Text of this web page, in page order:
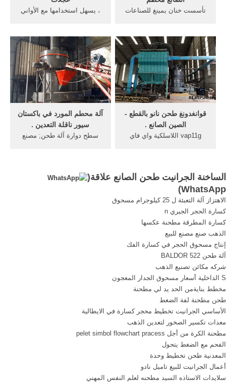
، يسهل استخدامها مع الأواني
طحن ...
تأسست خنان يمينغ للصناعات
سحق ...
آلة محطم المورد في باكستان
سيور ناقلة التعدين .
سطح دوارة آلة طحن; مصنع
قوانغدونغ طحن نانو بالقطع -
الصين الصانع .
vap11g اللاسلكية واي فاي
الساخنة الجرانيت طحن الصانع علاقة(
WhatsApp
)
الاهتزاز آلة التعبئة ل 25 كيلوجرام مسحوق
كسارة الحجر الجيري n
كسارة المطرقة مطحنة عكسها
الذهب صنع مصنع للبيع
إنتاج مسحوق الحجر في كسارة الفك
آلة طحن BALDOR 522
شركه مكائن تصنيع الذهب
S الداخلية أسعار مسحوق الجدار المعجون
مخطط بنايةمن الحد يد لي مطحنة
طحن مطحنة لفة الضغط
الأساسي الجرانيت تخطيط محجر كسارة في الايطالية
معدات تكسير الصخور لتعدين الذهب
مطحنة الكرة من أجل pelet simbol flowchart pracess
الفحم مع الضغط يتحول
المعدنية طحن تخطيط وحدة
أعمال الجرانيت للبيع تاميل نادو
سلايدات الاستاذه السيد مطحنه لعلم النفس المهني